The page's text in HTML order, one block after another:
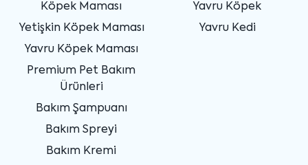
Köpek Maması
Yetişkin Köpek Maması
Yavru Köpek Maması
Premium Pet Bakım
Ürünleri
Bakım Şampuanı
Bakım Spreyi
Bakım Kremi
Yavru Köpek
Yavru Kedi